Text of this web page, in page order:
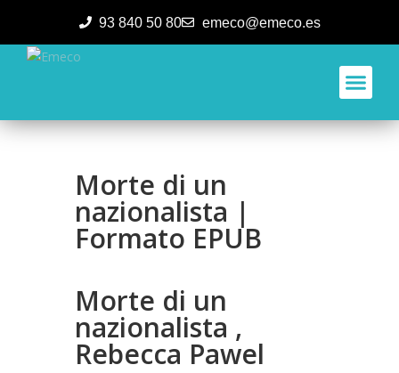
93 840 50 80 emeco@emeco.es
Morte di un
nazionalista |
Formato EPUB
Morte di un
nazionalista ,
Rebecca Pawel